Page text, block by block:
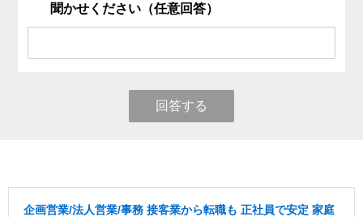
聞かせください（任意回答）
回答する
企画営業/法人営業/事務 接客業から転職も 正社員で安定 家庭